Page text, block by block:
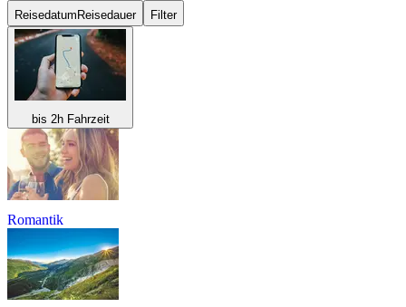
Reisedatum Reisedauer Filter
bis 2h Fahrzeit
Romantik